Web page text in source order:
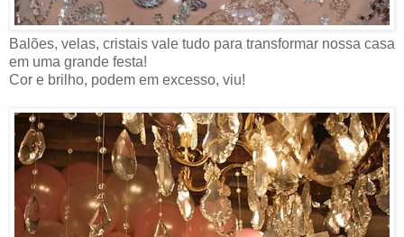
Balões, velas, cristais vale tudo para transformar nossa casa
em uma grande festa!
Cor e brilho, podem em excesso, viu!